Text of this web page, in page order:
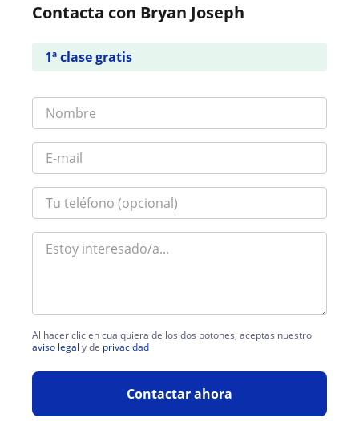
Contacta con Bryan Joseph
1ª clase gratis
Al hacer clic en cualquiera de los dos botones, aceptas nuestro
aviso legal y de privacidad
Contactar ahora